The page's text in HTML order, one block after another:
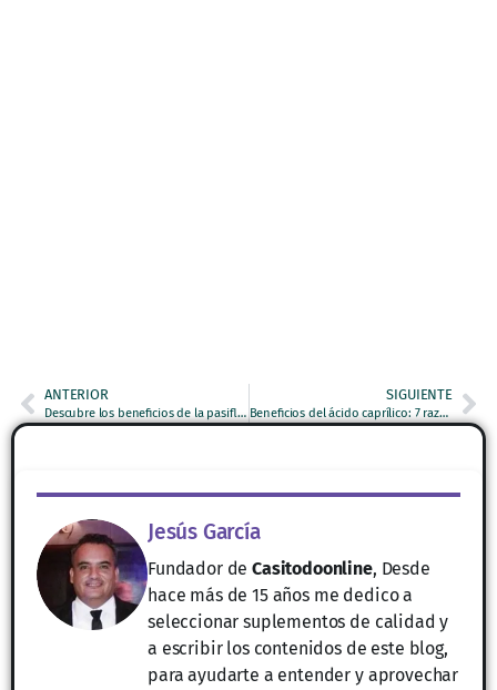
ANTERIOR
Descubre los beneficios de la pasiflora para dormir mejor: 7 Claves Vitales
SIGUIENTE
Beneficios del ácido caprílico: 7 razones para mejorar tu salud
Jesús García
Fundador deCasitodoonline, Desde
hace más de 15 años me dedico a
seleccionar suplementos de calidad y
a escribir los contenidos de este blog,
para ayudarte a entender y aprovechar